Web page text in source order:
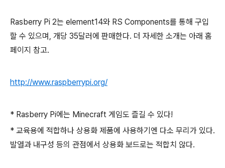
Rasberry Pi 2는 element14와 RS Components를 통해 구입
할 수 있으며, 개당 35달러에 판매한다. 더 자세한 소개는 아래 홈
페이지 참고.
http://www.raspberrypi.org/
* Rasberry Pi에는 Minecraft 게임도 즐길 수 있다!
* 교육용에 적합하나 상용화 제품에 사용하기엔 다소 무리가 있다.
발열과 내구성 등의 관점에서 상용화 보드로는 적합치 않다.